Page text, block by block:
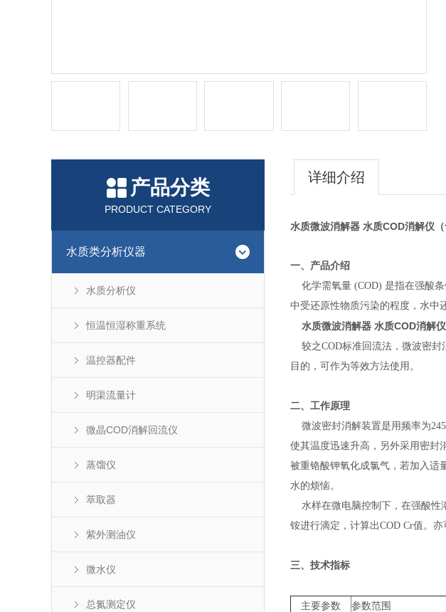
产品分类
PRODUCT CATEGORY
水质类分析仪器
水质分析仪
恒温恒湿称重系统
温控器配件
明渠流量计
微晶COD消解回流仪
蒸馏仪
萃取器
紫外测油仪
微水仪
总氮测定仪
详细介绍
水质微波消解器 水质COD消解仪（
一、产品介绍
化学需氧量 (COD) 是指在强酸条
中受还原性物质污染的程度，水中
水质微波消解器 水质COD消解仪
较之COD标准回流法，微波密封
目的，可作为等效方法使用。
二、工作原理
微波密封消解装置是用频率为
使其温度迅速升高，另外采用密封
被重铬酸钾氧化成氯气，若加入适
水的烦恼。
水样在微电脑控制下，在强酸性
铵进行滴定，计算出COD Cr值。
三、技术指标
主要参数 参数范围